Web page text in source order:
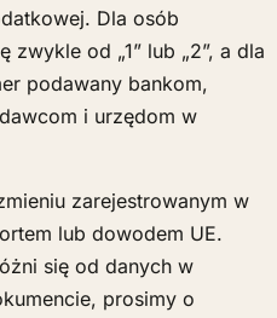
Dla osób
od „1” lub „2”, a dla
podawany bankom,
i urzędom w
zarejestrowanym w
lub dowodem UE.
się od danych w
prosimy o